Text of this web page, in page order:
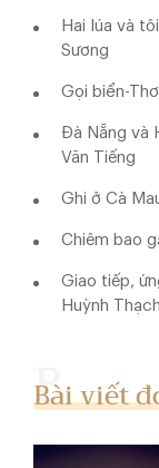
Hai lúa và
Sương
Gọi biển-
Đà Nẵng và
Văn Tiếng
Ghi ở Cà
Chiêm bao
Giao tiếp,
Huỳnh
Bài viết